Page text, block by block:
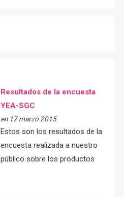
Resultados de la encuesta
YEA-SGC
en 17 marzo 2015
Estos son los resultados de la
encuesta realizada a nuestro
público sobre los productos